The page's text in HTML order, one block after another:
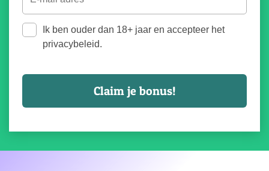
Ik ben ouder dan 18+ jaar en accepteer het
privacybeleid.